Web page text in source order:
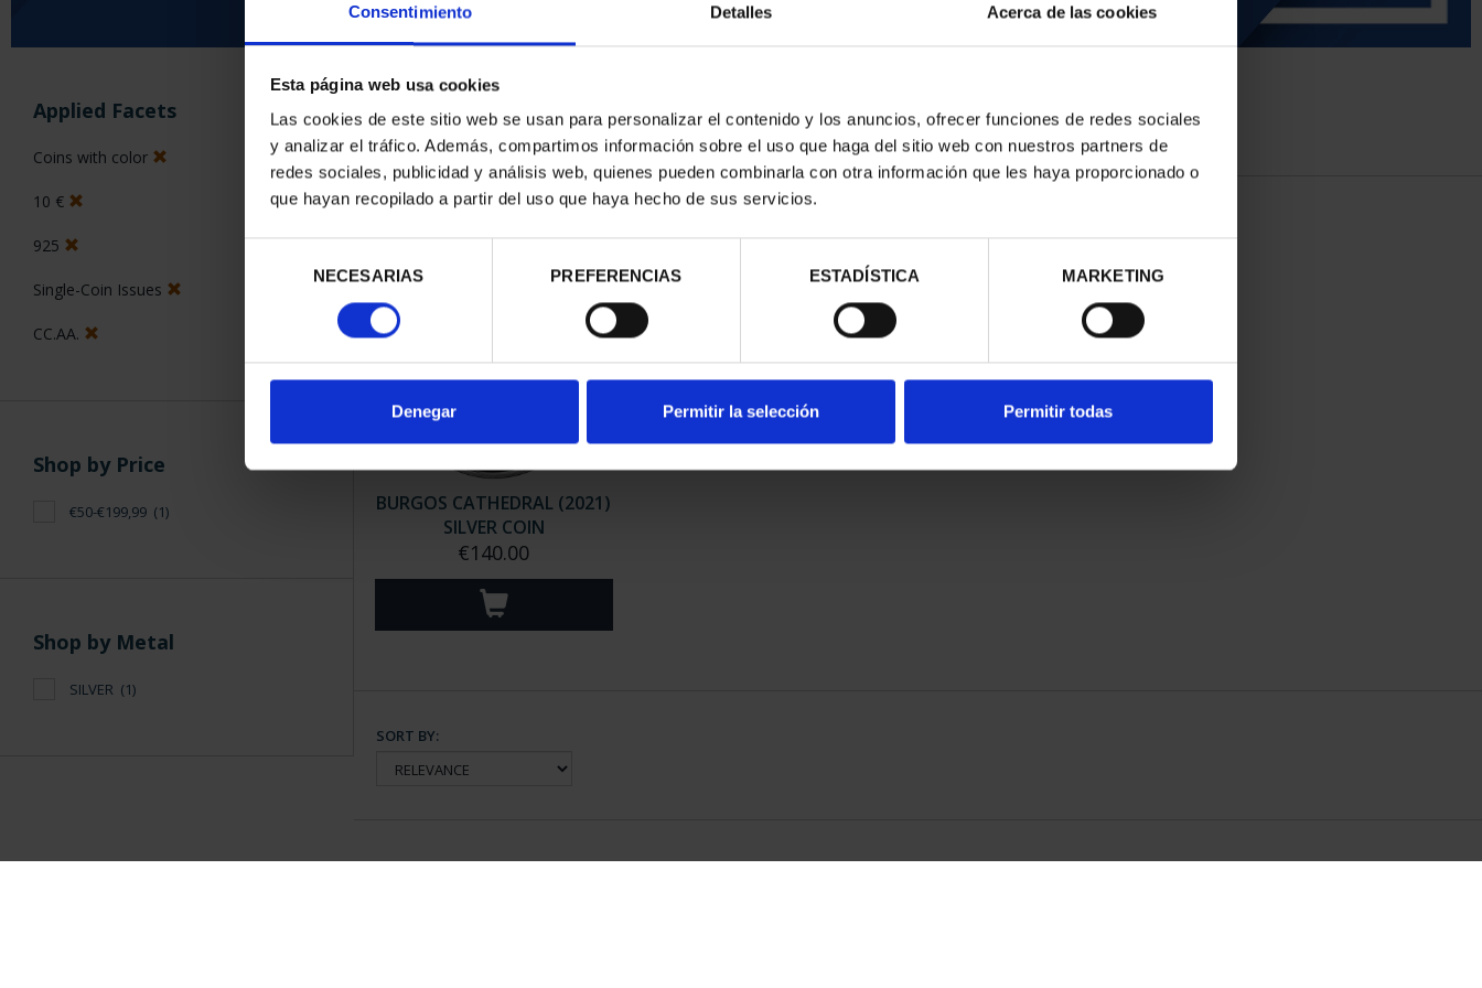
Consentimiento Detalles Acerca de las cookies
Esta página web usa cookies
Las cookies de este sitio web se usan para personalizar el contenido y los anuncios, ofrecer funciones de redes sociales
y analizar el tráfico. Además, compartimos información sobre el uso que haga del sitio web con nuestros partners de
redes sociales, publicidad y análisis web, quienes pueden combinarla con otra información que les haya proporcionado o
que hayan recopilado a partir del uso que haya hecho de sus servicios.
consentimiento
NECESARIAS PREFERENCIAS ESTADÍSTICA MARKETING
Denegar Permitir la selección Permitir todas
Applied Facets
Coins with color
10 €
925
Single-Coin Issues
CC.AA.
Shop by Price
€50-€199,99 (1)
Shop by Metal
SILVER (1)
SORT BY:
1 Products found
BURGOS CATHEDRAL (2021)
SILVER COIN
€140.00
SORT BY: